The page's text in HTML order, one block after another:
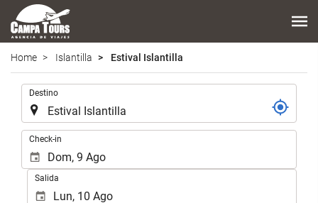
Home Islantilla Estival Islantilla
Destino
Check-in
Salida